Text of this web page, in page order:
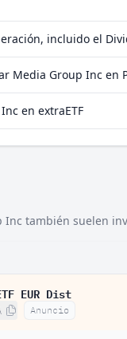
incluido el
Media Group Inc en
en extraETF
también suelen
EUR Dist
Anuncio